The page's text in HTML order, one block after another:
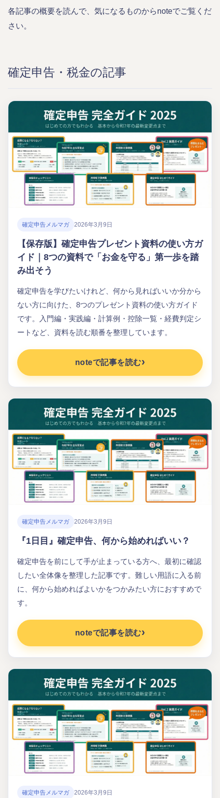
各記事の概要を読んで、気になるものからnoteでご覧くだ
さい。
確定申告・税金の記事
確定申告メルマガ 2026年3月9日
【保存版】確定申告プレゼント資料の使い方ガ
イド｜8つの資料で「お金を守る」第一歩を踏
み出そう
確定申告を学びたいけれど、何から見ればいいか分から
ない方に向けた、8つのプレゼント資料の使い方ガイド
です。入門編・実践編・計算例・控除一覧・経費判定シ
ートなど、資料を読む順番を整理しています。
noteで記事を読む
確定申告メルマガ 2026年3月9日
『1日目』確定申告、何から始めればいい？
確定申告を前にして手が止まっている方へ、最初に確認
したい全体像を整理した記事です。難しい用語に入る前
に、何から始めればよいかをつかみたい方におすすめで
す。
noteで記事を読む
確定申告メルマガ 2026年3月9日